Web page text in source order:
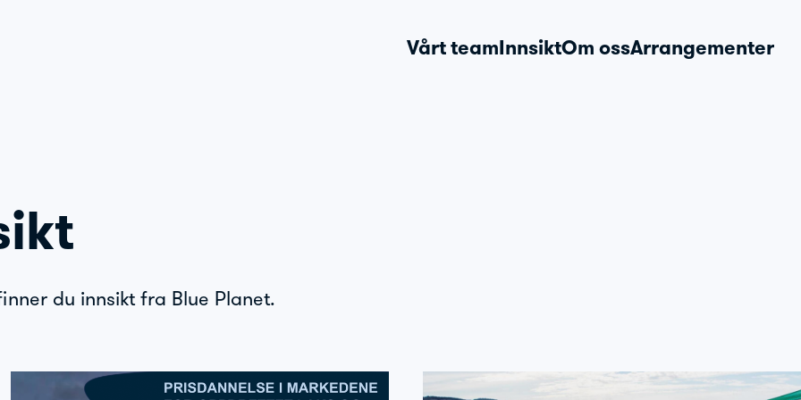
Vårt teamInnsiktOm ossArrangementer
du innsikt fra Blue Planet.